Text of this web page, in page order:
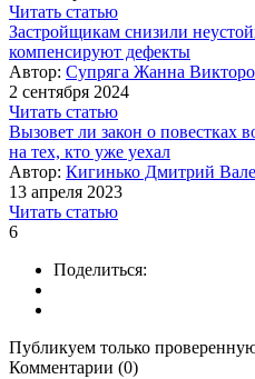
Читать статью
Застройщикам снизили
компенсируют дефекты
Автор: Супряга Жанна
2 сентября 2024
Читать статью
Вызовет ли закон о повестках
на тех, кто уже уехал
Автор: Кигинько Дмитрий
13 апреля 2023
Читать статью
6
Поделиться:
Публикуем только
Комментарии (0)